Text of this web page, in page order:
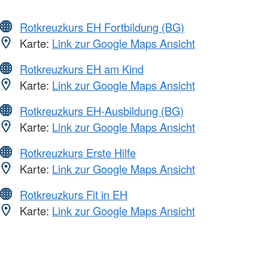
Rotkreuzkurs EH Fortbildung (BG)
Karte: Link zur Google Maps Ansicht
Rotkreuzkurs EH am Kind
Karte: Link zur Google Maps Ansicht
Rotkreuzkurs EH-Ausbildung (BG)
Karte: Link zur Google Maps Ansicht
Rotkreuzkurs Erste Hilfe
Karte: Link zur Google Maps Ansicht
Rotkreuzkurs Fit in EH
Karte: Link zur Google Maps Ansicht